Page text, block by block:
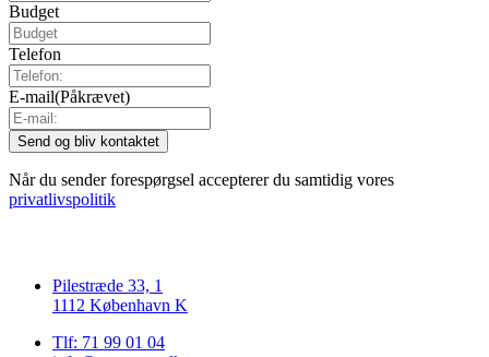
Budget
Telefon
E-mail(Påkrævet)
Når du sender forespørgsel accepterer du samtidig vores
privatlivspolitik
Pilestræde 33, 1
1112 København K
Tlf: 71 99 01 04